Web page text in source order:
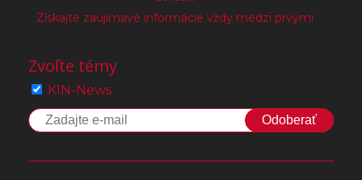
Získajte zaujímavé informácie vždy medzi prvými
Zvoľte témy
KIN-News
Odoberať